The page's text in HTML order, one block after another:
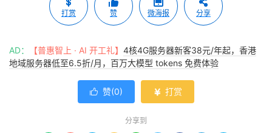
打赏 赞 微海报 分享
AD： 【普惠智上 · AI 开工礼】 4核4G服务器新客38元/年起，香港
地域服务器低至6.5折/月，百万大模型 tokens 免费体验
 赞(0)  打赏
分享到